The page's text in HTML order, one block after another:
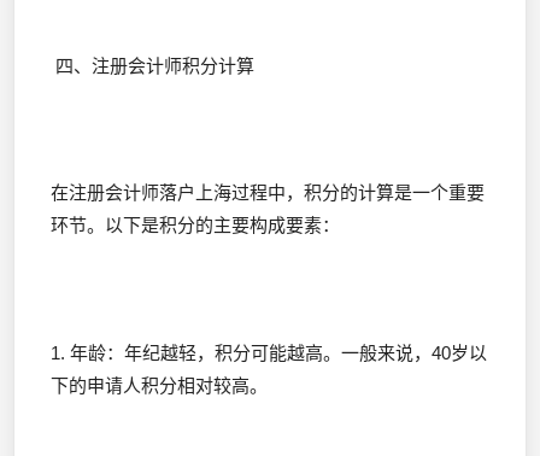
四、注册会计师积分计算
在注册会计师落户上海过程中，积分的计算是一个重要
环节。以下是积分的主要构成要素：
1. 年龄：年纪越轻，积分可能越高。一般来说，40岁以
下的申请人积分相对较高。